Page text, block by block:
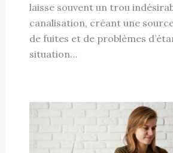
laisse souvent un trou
canalisation, créant une
de fuites et de problèmes
situation…